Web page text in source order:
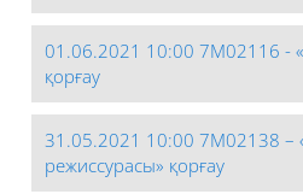
01.06.2021 10:00 7М02116 -
қорғау
31.05.2021 10:00 7М02138 –
режиссурасы» қорғау